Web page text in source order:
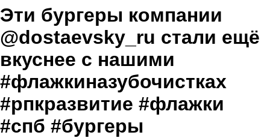
Эти бургеры компании
@dostaevsky_ru стали ещё
вкуснее с нашими
#флажкиназубочистках
#рпкразвитие #флажки
#спб #бургеры